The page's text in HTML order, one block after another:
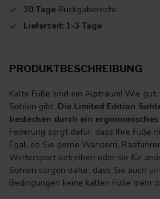
30 Tage Rückgaberecht
Lieferzeit: 1-3 Tage
PRODUKTBESCHREIBUNG
Kalte Füße sind ein Alptraum! Wie
Sohlen gibt. Die Limited Edition
bestechen durch ein
Federung sorgt dafür, dass Ihre Füße
Egal, ob Sie gerne Wandern,
Wintersport betreiben oder sie für
Sohlen sorgen dafür, dass Sie auch
Bedingungen keine kalten Füße mehr